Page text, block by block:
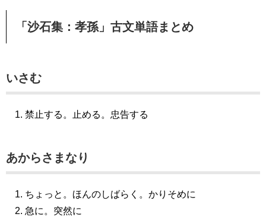
「沙石集：孝孫」古文単語まとめ
いさむ
禁止する。止める。忠告する
あからさまなり
ちょっと。ほんのしばらく。かりそめに
急に。突然に